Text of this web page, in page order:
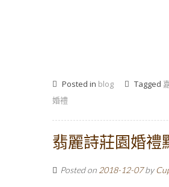
Posted in blog Tagged
婚禮
翡麗詩莊園婚禮
Posted on 2018-12-07by